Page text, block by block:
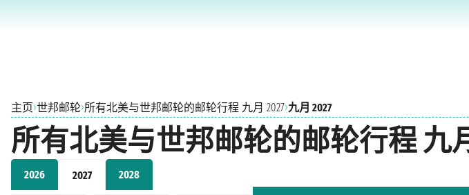
主页›世邦邮轮›所有北美与世邦邮轮的邮轮行程 九月 2027›九月 2027
所有北美与世邦邮轮的邮轮行程 九
2026 2027 2028